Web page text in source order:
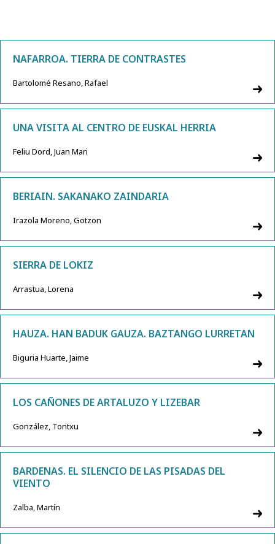
NAFARROA. TIERRA DE CONTRASTES
Bartolomé Resano, Rafael
UNA VISITA AL CENTRO DE EUSKAL HERRIA
Feliu Dord, Juan Mari
BERIAIN. SAKANAKO ZAINDARIA
Irazola Moreno, Gotzon
SIERRA DE LOKIZ
Arrastua, Lorena
HAUZA. HAN BADUK GAUZA. BAZTANGO LURRETAN
Biguria Huarte, Jaime
LOS CAÑONES DE ARTALUZO Y LIZEBAR
González, Tontxu
BARDENAS. EL SILENCIO DE LAS PISADAS DEL
VIENTO
Zalba, Martín